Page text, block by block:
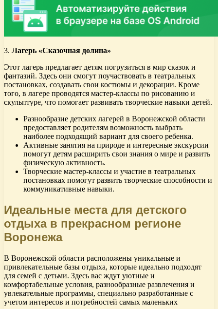
3. Лагерь «Сказочная долина»
Этот лагерь предлагает детям погрузиться в мир сказок и
фантазий. Здесь они смогут поучаствовать в театральных
постановках, создавать свои костюмы и декорации. Кроме
того, в лагере проводятся мастер-классы по рисованию и
скульптуре, что помогает развивать творческие навыки детей.
Разнообразие детских лагерей в Воронежской области
предоставляет родителям возможность выбрать
наиболее подходящий вариант для своего ребенка.
Активные занятия на природе и интересные экскурсии
помогут детям расширить свои знания о мире и развить
физическую активность.
Творческие мастер-классы и участие в театральных
постановках помогут развить творческие способности и
коммуникативные навыки.
Идеальные места для детского
отдыха в прекрасном регионе
Воронежа
В Воронежской области расположены уникальные и
привлекательные базы отдыха, которые идеально подходят
для семей с детьми. Здесь вас ждут уютные и
комфортабельные условия, разнообразные развлечения и
увлекательные программы, специально разработанные с
учетом интересов и потребностей самых маленьких